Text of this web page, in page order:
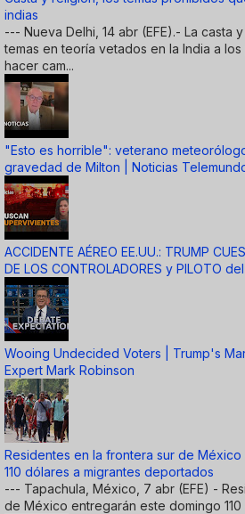
indias
--- Nueva Delhi, 14 abr (EFE).- La casta
temas en teoría vetados en la India a
hacer cam...
"Esto es horrible": veterano
gravedad de Milton | Noticias
ACCIDENTE AÉREO EE.UU.: TRUMP
DE LOS CONTROLADORES y PILOTO
Wooing Undecided Voters | Trump's
Expert Mark Robinson
Residentes en la frontera sur de
110 dólares a migrantes deportados
--- Tapachula, México, 7 abr (EFE) -
de México entregarán este domingo 110